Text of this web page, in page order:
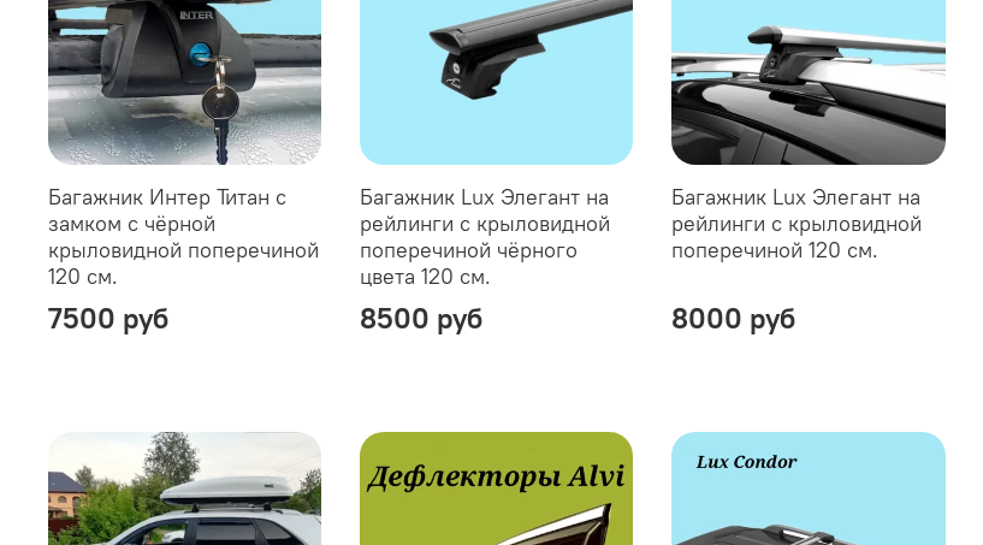
Багажник Интер Титан с
замком с чёрной
крыловидной поперечиной
120 см.
7500 руб
Багажник Lux Элегант на
рейлинги с крыловидной
поперечиной чёрного
цвета 120 см.
8500 руб
Багажник Lux Элегант на
рейлинги с крыловидной
поперечиной 120 см.
8000 руб